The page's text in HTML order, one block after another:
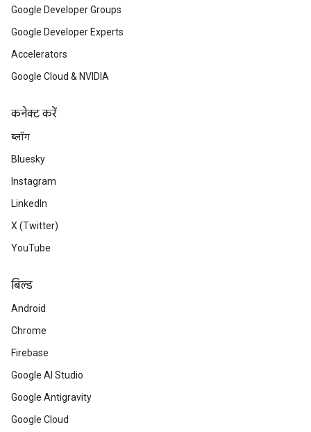
Google Developer Groups
Google Developer Experts
Accelerators
Google Cloud & NVIDIA
कनेक्ट करें
ब्लॉग
Bluesky
Instagram
LinkedIn
X (Twitter)
YouTube
बिल्ड
Android
Chrome
Firebase
Google AI Studio
Google Antigravity
Google Cloud